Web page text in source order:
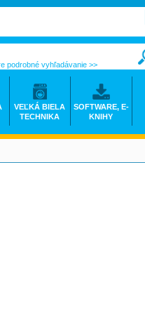
podrobné vyhľadávanie >>
VEĽKÁ BIELA
TECHNIKA
SOFTWARE, E-
KNIHY